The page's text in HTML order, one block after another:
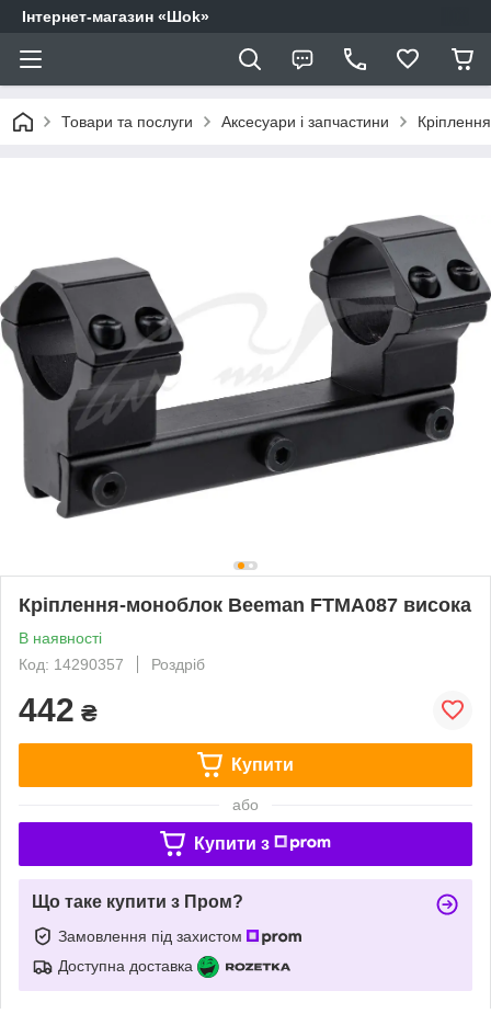
Інтернет-магазин «Шоk»
Товари та послуги Аксесуари і запчастини Кріплення
Кріплення-моноблок Beeman FTMA087 висока
В наявності
Код: 14290357
Роздріб
442 ₴
Купити
або
Купити з
Що таке купити з Пром?
Замовлення під захистом
Доступна доставка